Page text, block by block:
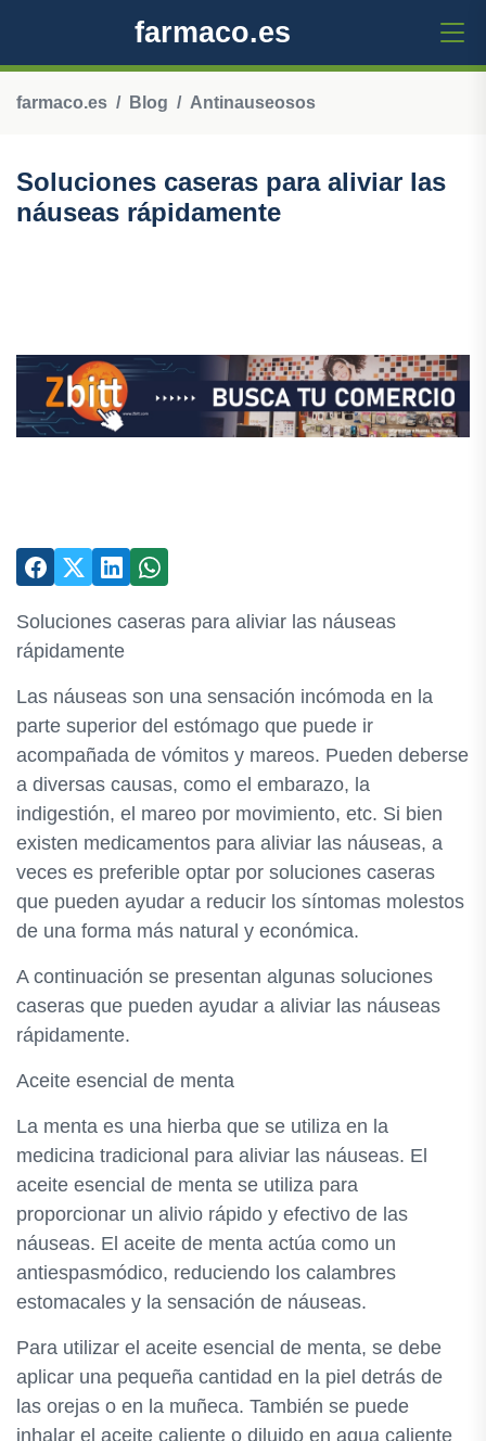
farmaco.es
farmaco.es Blog Antinauseosos
Soluciones caseras para aliviar las
náuseas rápidamente
Soluciones caseras para aliviar las náuseas
rápidamente
Las náuseas son una sensación incómoda en la
parte superior del estómago que puede ir
acompañada de vómitos y mareos. Pueden deberse
a diversas causas, como el embarazo, la
indigestión, el mareo por movimiento, etc. Si bien
existen medicamentos para aliviar las náuseas, a
veces es preferible optar por soluciones caseras
que pueden ayudar a reducir los síntomas molestos
de una forma más natural y económica.
A continuación se presentan algunas soluciones
caseras que pueden ayudar a aliviar las náuseas
rápidamente.
Aceite esencial de menta
La menta es una hierba que se utiliza en la
medicina tradicional para aliviar las náuseas. El
aceite esencial de menta se utiliza para
proporcionar un alivio rápido y efectivo de las
náuseas. El aceite de menta actúa como un
antiespasmódico, reduciendo los calambres
estomacales y la sensación de náuseas.
Para utilizar el aceite esencial de menta, se debe
aplicar una pequeña cantidad en la piel detrás de
las orejas o en la muñeca. También se puede
inhalar el aceite caliente o diluido en agua caliente